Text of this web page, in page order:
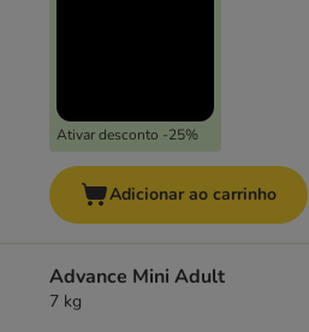
Ativar desconto -25%
Adicionar ao carrinho
Advance Mini Adult
7 kg